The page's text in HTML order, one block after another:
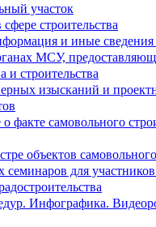
участок
строительства
и иные сведения
МСУ,
и строительства
изысканий и
факте самовольного
объектов
для участников
Инфографика.